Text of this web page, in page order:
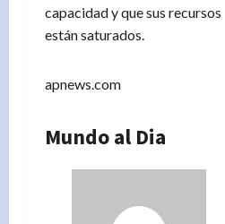
capacidad y que sus recursos
están saturados.
apnews.com
Mundo al Dia